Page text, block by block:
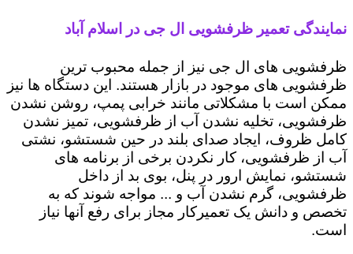
نمایندگی تعمیر ظرفشویی ال جی در اسلام آباد
ظرفشویی های ال جی نیز از جمله محبوب ترین
ظرفشویی های موجود در بازار هستند. این دستگاه ها نیز
ممکن است با مشکلاتی مانند خرابی پمپ، روشن نشدن
ظرفشویی، تخلیه نشدن آب از ظرفشویی، تمیز نشدن
کامل ظروف، ایجاد صدای بلند در حین شستشو، نشتی
آب از ظرفشویی، کار نکردن برخی از برنامه های
شستشو، نمایش ارور در پنل، بوی بد از داخل
ظرفشویی، گرم نشدن آب و ... مواجه شوند که به
تخصص و دانش یک تعمیرکار مجاز برای رفع آنها نیاز
است.